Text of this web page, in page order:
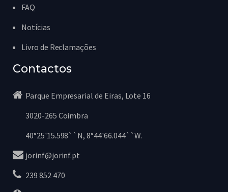
FAQ
Notícias
Livro de Reclamações
Contactos
Parque Empresarial de Eiras, Lote 16
3020-265 Coimbra
40°25'15.598``N, 8°44'66.044``W.
jorinf@jorinf.pt
239 852 470